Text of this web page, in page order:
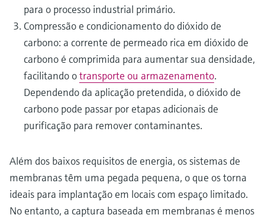
para o processo industrial primário.
Compressão e condicionamento do dióxido de
carbono: a corrente de permeado rica em dióxido de
carbono é comprimida para aumentar sua densidade,
facilitando otransporte ou armazenamento.
Dependendo da aplicação pretendida, o dióxido de
carbono pode passar por etapas adicionais de
purificação para remover contaminantes.
Além dos baixos requisitos de energia, os sistemas de
membranas têm uma pegada pequena, o que os torna
ideais para implantação em locais com espaço limitado.
No entanto, a captura baseada em membranas é menos